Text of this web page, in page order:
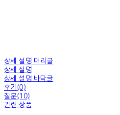
상세 설명 머리글
상세 설명
상세 설명 바닥글
후기(0)
질문(10)
관련 상품